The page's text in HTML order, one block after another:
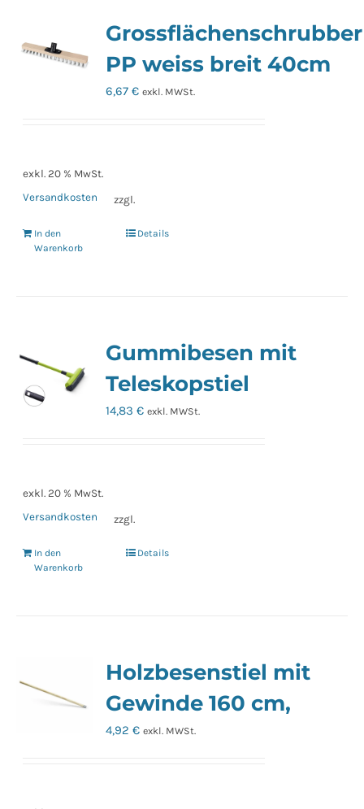
Grossflächenschrubber
PP weiss breit 40cm
6,67€ exkl. MWSt.
exkl. 20 % MwSt.
zzgl.
Versandkosten
In den
Warenkorb
Details
Gummibesen mit
Teleskopstiel
14,83€ exkl. MWSt.
exkl. 20 % MwSt.
zzgl.
Versandkosten
In den
Warenkorb
Details
Holzbesenstiel mit
Gewinde 160 cm,
4,92€ exkl. MWSt.